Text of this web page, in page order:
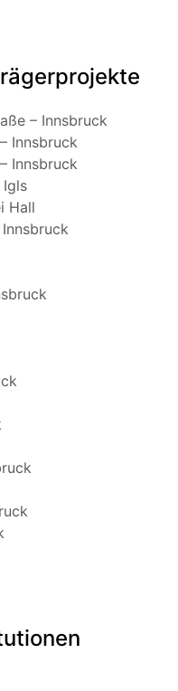
– Innsbruck
Innsbruck
Innsbruck
Igls
Hall